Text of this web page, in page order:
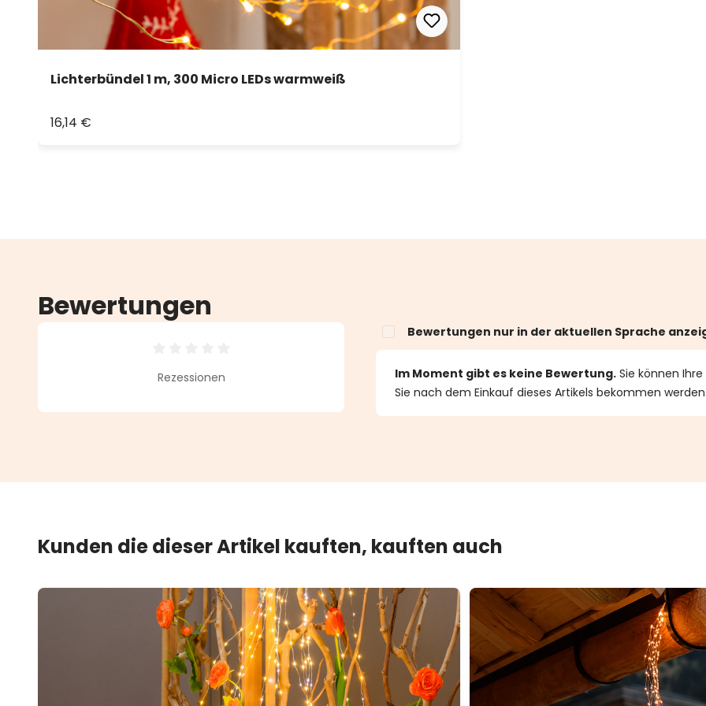
Lichterbündel 1 m, 300 Micro LEDs warmweiß
16,14 €
Bewertungen
Durchschnittliche Bewertung von 0 von 5 Sternen
Rezessionen
Bewertungen nur in der aktuellen Sprache
Im Moment gibt es keine Bewertung. Sie können
Sie nach dem Einkauf dieses Artikels bekommen
Kunden die dieser Artikel kauften, kauften auch